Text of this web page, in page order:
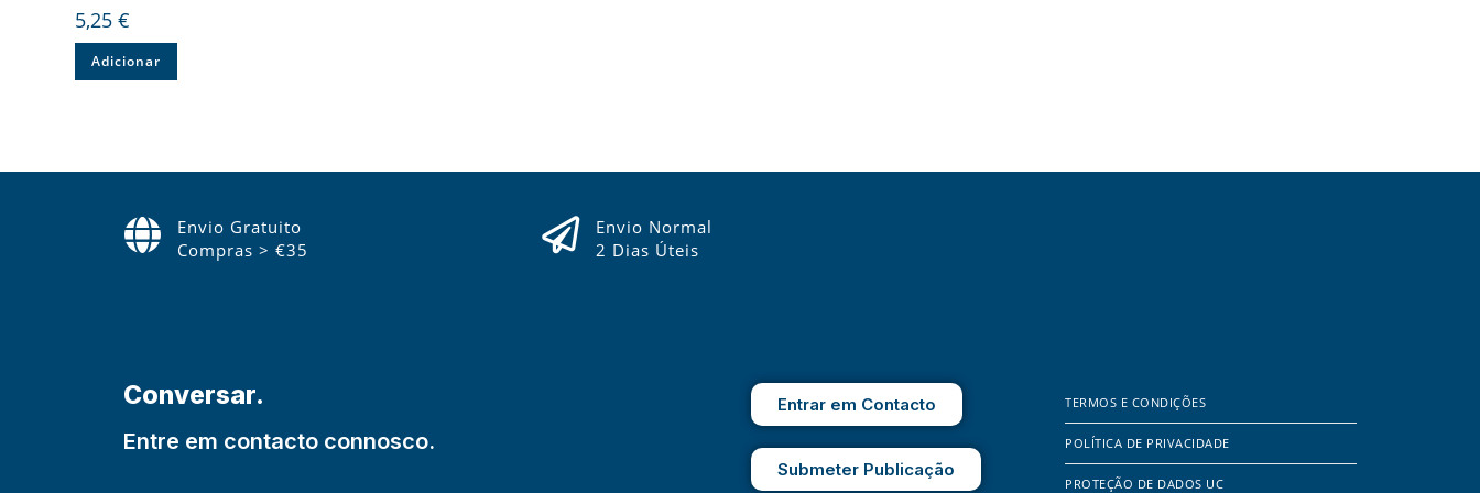
5,25€
Adicionar
Envio Gratuito
Compras > €35
Envio Normal
2 Dias Úteis
Conversar.
Entre em contacto connosco.
Entrar em Contacto
Submeter Publicação
TERMOS E CONDIÇÕES
POLÍTICA DE PRIVACIDADE
PROTEÇÃO DE DADOS UC